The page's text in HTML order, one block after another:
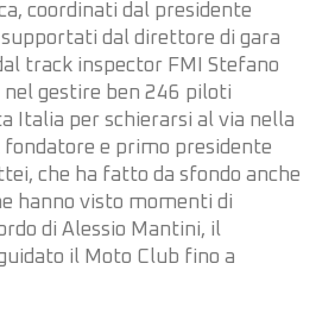
coordinati dal presidente
dal direttore di gara
track inspector FMI Stefano
nel gestire ben 246 piloti
Italia per schierarsi al via nella
e primo presidente
che ha fatto da sfondo anche
hanno visto momenti di
di Alessio Mantini, il
il Moto Club fino a